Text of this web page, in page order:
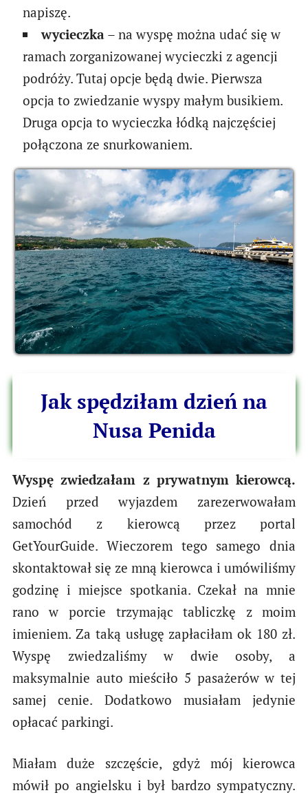
napiszę.
wycieczka– na wyspę można udać się w
ramach zorganizowanej wycieczki z agencji
podróży. Tutaj opcje będą dwie. Pierwsza
opcja to zwiedzanie wyspy małym busikiem.
Druga opcja to wycieczka łódką najczęściej
połączona ze snurkowaniem.
Jak spędziłam dzień na
Nusa Penida
Wyspę zwiedzałam z prywatnym kierowcą.
Dzień przed wyjazdem zarezerwowałam
samochód z kierowcą przez portal
GetYourGuide. Wieczorem tego samego dnia
skontaktował się ze mną kierowca i umówiliśmy
godzinę i miejsce spotkania. Czekał na mnie
rano w porcie trzymając tabliczkę z moim
imieniem. Za taką usługę zapłaciłam ok 180 zł.
Wyspę zwiedzaliśmy w dwie osoby, a
maksymalnie auto mieściło 5 pasażerów w tej
samej cenie. Dodatkowo musiałam jedynie
opłacać parkingi.
Miałam duże szczęście, gdyż mój kierowca
mówił po angielsku i był bardzo sympatyczny.